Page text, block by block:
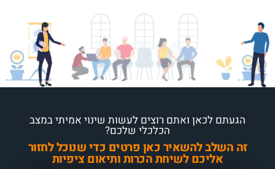
הגעתם לכאן ואתם רוצים לעשות שינוי אמיתי במצב
הכלכלי שלכם?
זה השלב להשאיר כאן פרטים כדי שנוכל לחזור
אליכם לשיחת הכרות ותיאום ציפיות